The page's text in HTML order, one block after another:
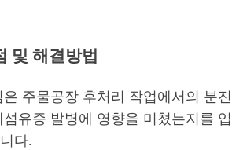
및 해결방법
주물공장 후처리 작업에서의 분진
유증 발병에 영향을 미쳤는지를 입
다.